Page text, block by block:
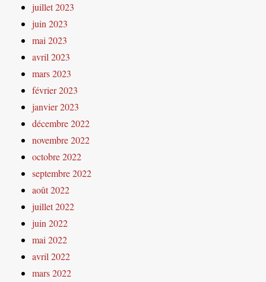
juillet 2023
juin 2023
mai 2023
avril 2023
mars 2023
février 2023
janvier 2023
décembre 2022
novembre 2022
octobre 2022
septembre 2022
août 2022
juillet 2022
juin 2022
mai 2022
avril 2022
mars 2022